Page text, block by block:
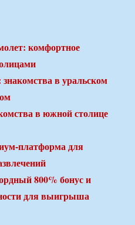
комфортное
в уральском
в южной столице
платформа для
800% бонус и
для выигрыша